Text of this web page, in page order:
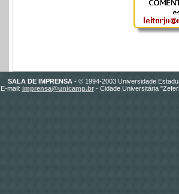
SALA DE IMPRENSA- © 1994-2003 Universidade
E-mail: imprensa@unicamp.br- Cidade Universitária